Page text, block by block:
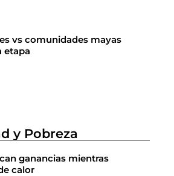
vs comunidades mayas
etapa
y Pobreza
ganancias mientras
calor